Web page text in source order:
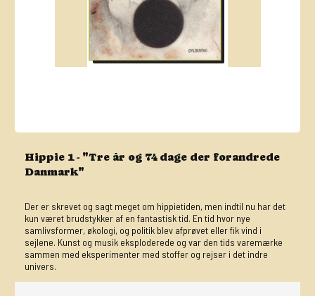
Hippie 1 - "Tre år og 74 dage der forandrede
Danmark"
Der er skrevet og sagt meget om hippietiden, men indtil nu har det
kun været brudstykker af en fantastisk tid. En tid hvor nye
samlivsformer, økologi, og politik blev afprøvet eller fik vind i
sejlene. Kunst og musik eksploderede og var den tids varemærke
sammen med eksperimenter med stoffer og rejser i det indre
univers.